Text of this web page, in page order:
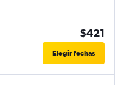
$421
Elegir fechas